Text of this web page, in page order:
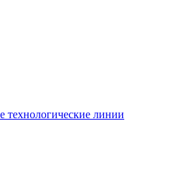
технологические линии